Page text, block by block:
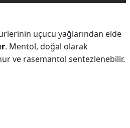
uçucu yağlarından elde
. Mentol, doğal olarak
ve rasemantol sentezlenebilir.